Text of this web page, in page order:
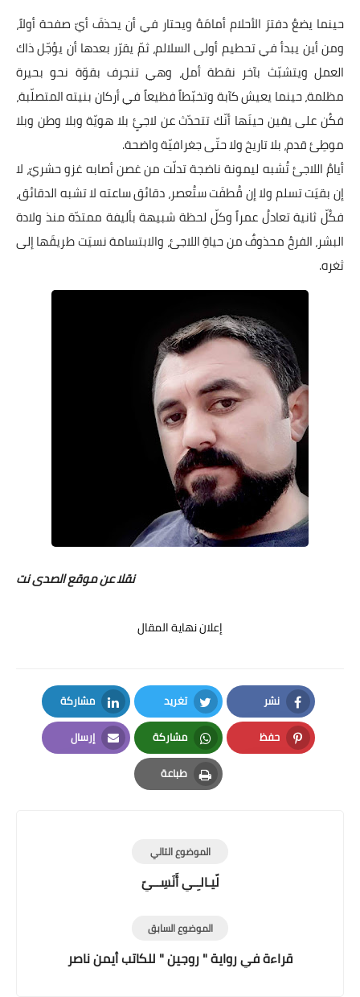
حينما يضعُ دفترَ الأحلام أمامَهُ ويحتار في أن يحذفَ أيّ صفحة أولاً،
ومن أين يبدأ في تحطيم أولى السلالم، ثمّ يقرّر بعدها أن يؤجّل ذاك
العمل ويتشبّث بآخر نقطة أمل، وهي تنجرف بقوّة نحو بحيرة
مظلمة، حينما يعيش كآبة وتخبّطاً فظيعاً في أركان بنيته المتصلّبة،
فكُن على يقين حينَها أنّك تتحدّث عن لاجئٍ بلا هويّة وبلا وطن وبلا
موطِئ قدم، بلا تاريخ ولا حتّى جغرافيّة واضحة.
أيامُ اللاجئ تُشبه ليمونة ناضجة تدلّت من غصن أصابه غزو حشريّ، لا
إن بقيَت تسلم ولا إن قُطفَت ستُعصر، دقائق ساعته لا تشبه الدقائق،
فكُلّ ثانية تعادلُ عمراً وكلّ لحظة شبيهة بأليفة ممتدّة منذ ولادة
البشر، الفرحُ محذوفٌ من حياةِ اللاجئ، والابتسامة نسيَت طريقَها إلى
ثغره.
نقلا عن موقع الصدى نت
إعلان نهاية المقال
نشر
Facebook
تغريد
Twitter
مشاركة
LinkedIn
حفظ
Pinterest
مشاركة
Whatsapp
إرسال
Email
طباعة
Print
الموضوع التالي
لّيـالـِـي أَنَسِــيّ
الموضوع السابق
قراءة في رواية " روجين " للكاتب أيمن ناصر